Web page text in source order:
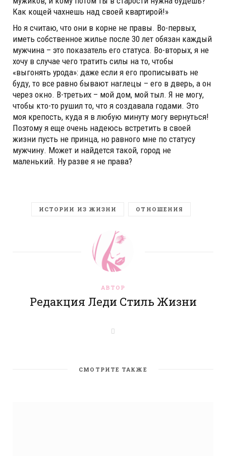
Как кощей чахнешь над своей квартирой!»
Но я считаю, что они в корне не правы. Во-первых,
иметь собственное жилье после 30 лет обязан каждый
мужчина – это показатель его статуса. Во-вторых, я не
хочу в случае чего тратить силы на то, чтобы
«выгонять урода»: даже если я его прописывать не
буду, то все равно бывают наглецы – его в дверь, а он
через окно. В-третьих – мой дом, мой тыл. Я не могу,
чтобы кто-то рушил то, что я создавала годами. Это
моя крепость, куда я в любую минуту могу вернуться!
Поэтому я еще очень надеюсь встретить в своей
жизни пусть не принца, но равного мне по статусу
мужчину. Может и найдется такой, город не
маленький. Ну разве я не права?
ИСТОРИИ ИЗ ЖИЗНИ ОТНОШЕНИЯ
АВТОР
Редакция Леди Стиль Жизни
e
СМОТРИТЕ ТАКЖЕ